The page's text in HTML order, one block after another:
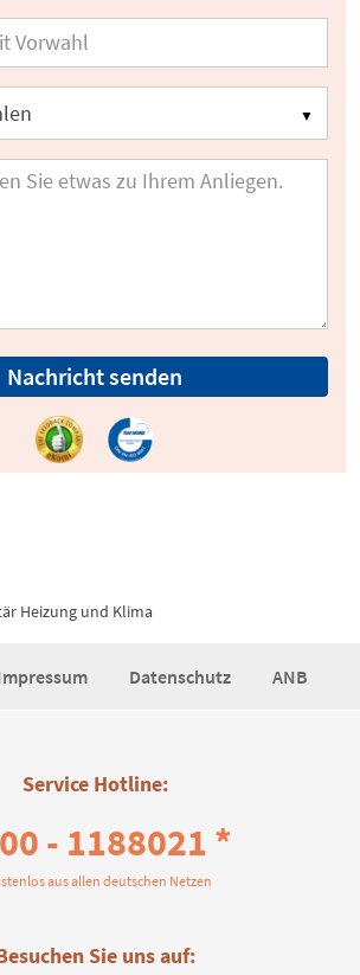
Heizung und Klima
Nachricht senden
Datenschutz ANB
Service Hotline:
- 1188021 *
aus allen deutschen Netzen
Sie uns auf: